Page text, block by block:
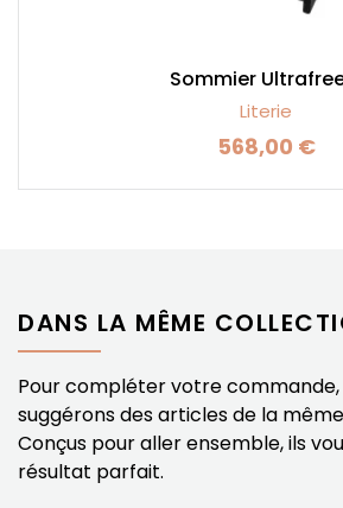
Sommier
Literie
Prix
568,00 €
DANS LA MÊME
Pour compléter votre commande,
suggérons des articles de la
Conçus pour aller ensemble, ils
résultat parfait.